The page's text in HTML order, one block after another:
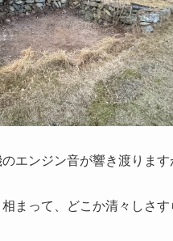
エンジン音が響き渡りま
まって、どこか清々しさ